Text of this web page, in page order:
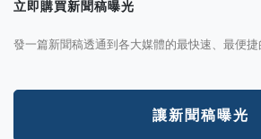
立即購買新聞稿曝光
發一篇新聞稿透通到各大媒體的最快速、最便捷
讓新聞稿曝光